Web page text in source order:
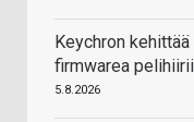
Keychron
firmwarea
5.8.2026